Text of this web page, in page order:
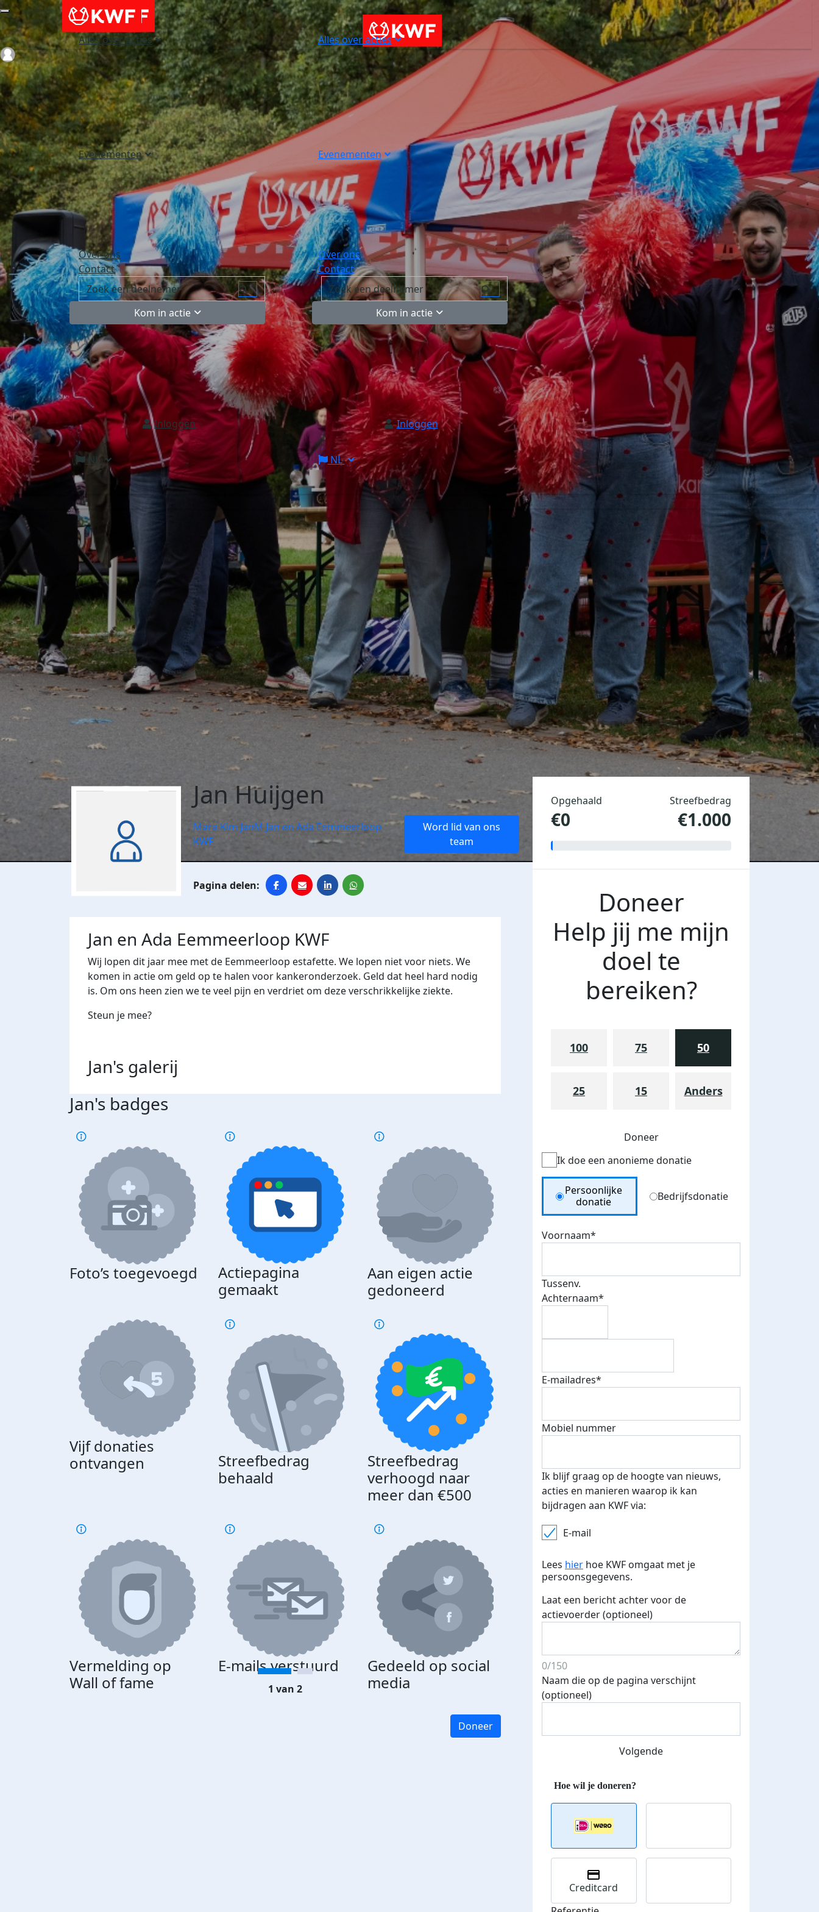
Alles over acties
Evenementen
Over ons
Contact
Kom in actie
Inloggen
NL
Alles over acties
Evenementen
Over ons
Contact
Kom in actie
Inloggen
NL
Login
Jan Huijgen
Mara Kim JanM Jan en Ada Eemmeerloop
KWF
Word lid van ons
team
Jan en Ada Eemmeerloop KWF
Wij lopen dit jaar mee met de Eemmeerloop estafette. We lopen niet voor niets. We
komen in actie om geld op te halen voor kankeronderzoek. Geld dat heel hard nodig
is. Om ons heen zien we te veel pijn en verdriet om deze verschrikkelijke ziekte.
Steun je mee?
Jan's galerij
Jan's badges
Foto’s toegevoegd
Actiepagina
gemaakt
Aan eigen actie
gedoneerd
Vijf donaties
ontvangen
Streefbedrag
behaald
Streefbedrag
verhoogd naar
meer dan €500
Vermelding op
Wall of fame
E-mails verstuurd
Gedeeld op social
media
Donateurs
bedankt
1 van 2
Doneer
Opgehaald
€0
Streefbedrag
€1.000
Doneer
Help jij me mijn
doel te
bereiken?
100 75 50
25 15 Anders
Doneer
Ik doe een anonieme donatie
Donation Type
Persoonlijke
donatie
Bedrijfsdonatie
Voornaam*
Tussenv.
Achternaam*
E-mailadres*
Mobiel nummer
Ik blijf graag op de hoogte van nieuws,
acties en manieren waarop ik kan
bijdragen aan KWF via:
E-mail
Lees hier hoe KWF omgaat met je
persoonsgegevens.
Laat een bericht achter voor de
actievoerder (optioneel)
0/150
Naam die op de pagina verschijnt
(optioneel)
Volgende
Creditcard